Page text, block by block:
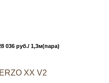
036 руб./ 1,3м(пара)
XX V2